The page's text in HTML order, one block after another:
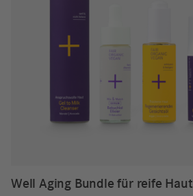
Well Aging Bundle für reife Haut